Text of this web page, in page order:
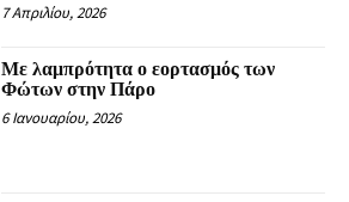
7 Απριλίου, 2026
Με λαμπρότητα ο εορτασμός των
Φώτων στην Πάρο
6 Ιανουαρίου, 2026